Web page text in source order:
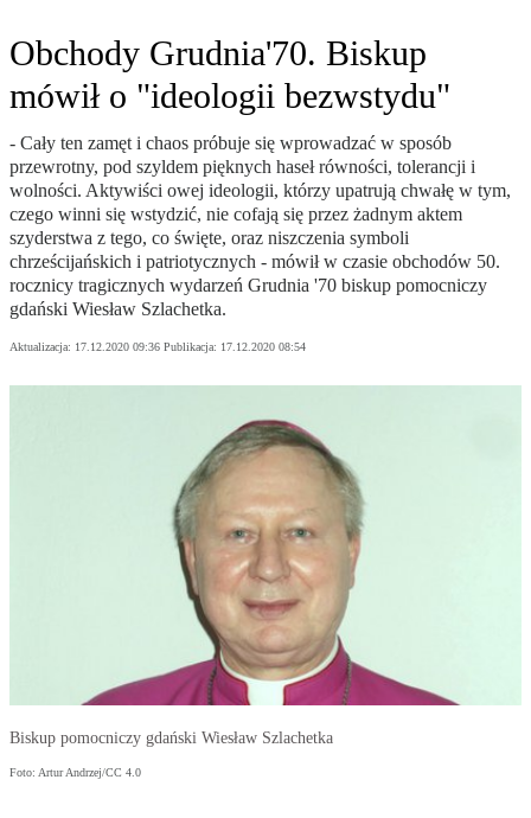
Obchody Grudnia'70. Biskup
mówił o "ideologii bezwstydu"
- Cały ten zamęt i chaos próbuje się wprowadzać w sposób
przewrotny, pod szyldem pięknych haseł równości, tolerancji i
wolności. Aktywiści owej ideologii, którzy upatrują chwałę w tym,
czego winni się wstydzić, nie cofają się przez żadnym aktem
szyderstwa z tego, co święte, oraz niszczenia symboli
chrześcijańskich i patriotycznych - mówił w czasie obchodów 50.
rocznicy tragicznych wydarzeń Grudnia '70 biskup pomocniczy
gdański Wiesław Szlachetka.
Aktualizacja: 17.12.2020 09:36 Publikacja: 17.12.2020 08:54
Biskup pomocniczy gdański Wiesław Szlachetka
Foto: Artur Andrzej/CC 4.0